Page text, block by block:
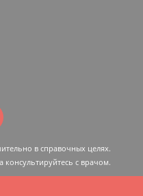
в справочных целях.
консультируйтесь c врачом.